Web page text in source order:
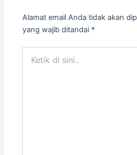
Alamat email Anda tidak akan
yang wajib ditandai *